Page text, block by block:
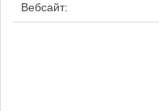
Вебсайт: